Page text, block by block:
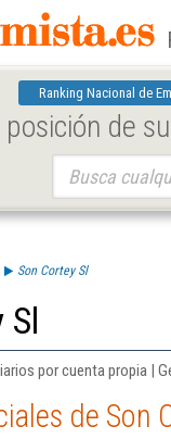
Ranking Nacional de
de
Son Cortey Sl
Sl
por cuenta propia |
de Son